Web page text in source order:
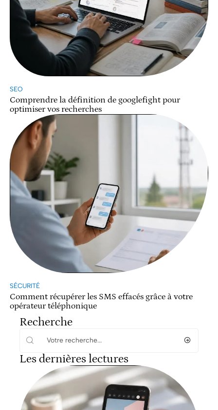
SEO
Comprendre la définition de googlefight pour
optimiser vos recherches
SÉCURITÉ
Comment récupérer les SMS effacés grâce à votre
opérateur téléphonique
Recherche
Les dernières lectures